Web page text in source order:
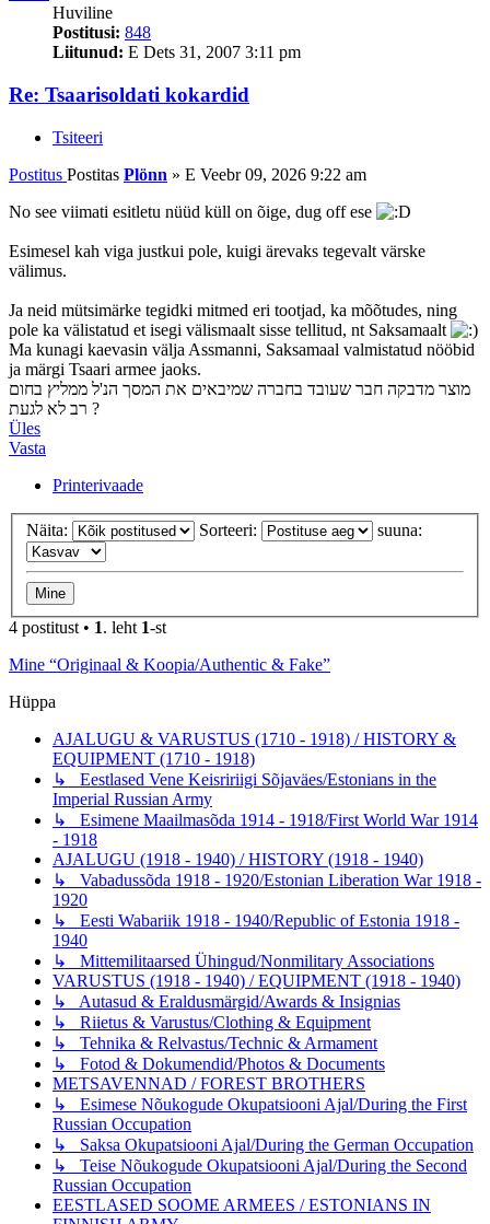
Huviline
Postitusi: 848
Liitunud: E Dets 31, 2007 3:11 pm
Re: Tsaarisoldati kokardid
Tsiteeri
Postitus Postitas Plönn » E Veebr 09, 2026 9:22 am
No see viimati esitletu nüüd küll on õige, dug off ese
Esimesel kah viga justkui pole, kuigi ärevaks tegevalt värske
välimus.
Ja neid mütsimärke tegidki mitmed eri tootjad, ka mõõtudes, ning
pole ka välistatud et isegi välismaalt sisse tellitud, nt Saksamaalt
Ma kunagi kaevasin välja Assmanni, Saksamaal valmistatud nööbid
ja märgi Tsaari armee jaoks.
מוצר מדבקה חבר שעובד בחברה שמיבאים את המסך הנ'ל ממליץ בחום
רב לא לגעת ?
Üles
Vasta
Printerivaade
Näita: Sorteeri: suuna:
4 postitust • 1. leht 1-st
Mine “Originaal & Koopia/Authentic & Fake”
Hüppa
AJALUGU & VARUSTUS (1710 - 1918) / HISTORY &
EQUIPMENT (1710 - 1918)
↳ Eestlased Vene Keisririigi Sõjaväes/Estonians in the
Imperial Russian Army
↳ Esimene Maailmasõda 1914 - 1918/First World War 1914
- 1918
AJALUGU (1918 - 1940) / HISTORY (1918 - 1940)
↳ Vabadussõda 1918 - 1920/Estonian Liberation War 1918 -
1920
↳ Eesti Wabariik 1918 - 1940/Republic of Estonia 1918 -
1940
↳ Mittemilitaarsed Ühingud/Nonmilitary Associations
VARUSTUS (1918 - 1940) / EQUIPMENT (1918 - 1940)
↳ Autasud & Eraldusmärgid/Awards & Insignias
↳ Riietus & Varustus/Clothing & Equipment
↳ Tehnika & Relvastus/Technic & Armament
↳ Fotod & Dokumendid/Photos & Documents
METSAVENNAD / FOREST BROTHERS
↳ Esimese Nõukogude Okupatsiooni Ajal/During the First
Russian Occupation
↳ Saksa Okupatsiooni Ajal/During the German Occupation
↳ Teise Nõukogude Okupatsiooni Ajal/During the Second
Russian Occupation
EESTLASED SOOME ARMEES / ESTONIANS IN